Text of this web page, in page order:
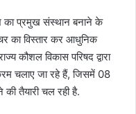
प्रमुख संस्थान बनाने के
का विस्तार कर आधुनिक
कौशल विकास परिषद द्वारा
चलाए जा रहे हैं, जिसमें 08
तैयारी चल रही है.